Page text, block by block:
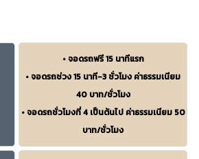
• จอดรถฟรี 15 นาทีแรก
• จอดรถช่วง 15 นาที-3 ชั่วโมง ค่าธรรมเนียม
40 บาท/ชั่วโมง
• จอดรถชั่วโมงที่ 4 เป็นต้นไป ค่าธรรมเนียม 50
บาท/ชั่วโมง